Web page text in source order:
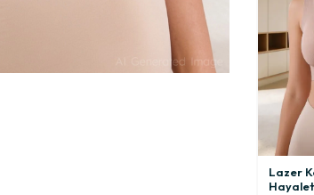
Lazer
Hayalet